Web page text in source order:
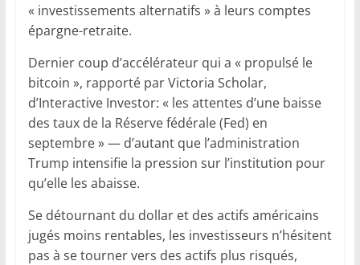
« investissements alternatifs » à leurs comptes
épargne-retraite.
Dernier coup d’accélérateur qui a « propulsé le
bitcoin », rapporté par Victoria Scholar,
d’Interactive Investor: « les attentes d’une baisse
des taux de la Réserve fédérale (Fed) en
septembre » — d’autant que l’administration
Trump intensifie la pression sur l’institution pour
qu’elle les abaisse.
Se détournant du dollar et des actifs américains
jugés moins rentables, les investisseurs n’hésitent
pas à se tourner vers des actifs plus risqués,